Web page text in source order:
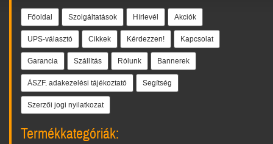
Főoldal Szolgáltatások Hírlevél Akciók
UPS-választó Cikkek Kérdezzen! Kapcsolat
Garancia Szállítás Rólunk Bannerek
ÁSZF, adakezelési tájékoztató Segítség
Szerzői jogi nyilatkozat
Termékkategóriák: